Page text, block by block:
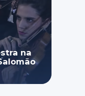
na